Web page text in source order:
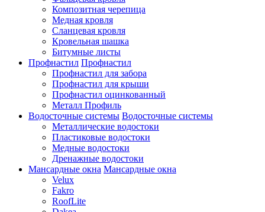
Композитная черепица
Медная кровля
Сланцевая кровля
Кровельная шашка
Битумные листы
Профнастил Профнастил
Профнастил для забора
Профнастил для крыши
Профнастил оцинкованный
Металл Профиль
Водосточные системы Водосточные системы
Металлические водостоки
Пластиковые водостоки
Медные водостоки
Дренажные водостоки
Мансардные окна Мансардные окна
Velux
Fakro
RoofLite